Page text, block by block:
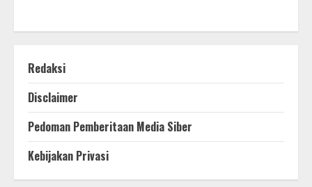
Redaksi
Disclaimer
Pedoman Pemberitaan Media Siber
Kebijakan Privasi